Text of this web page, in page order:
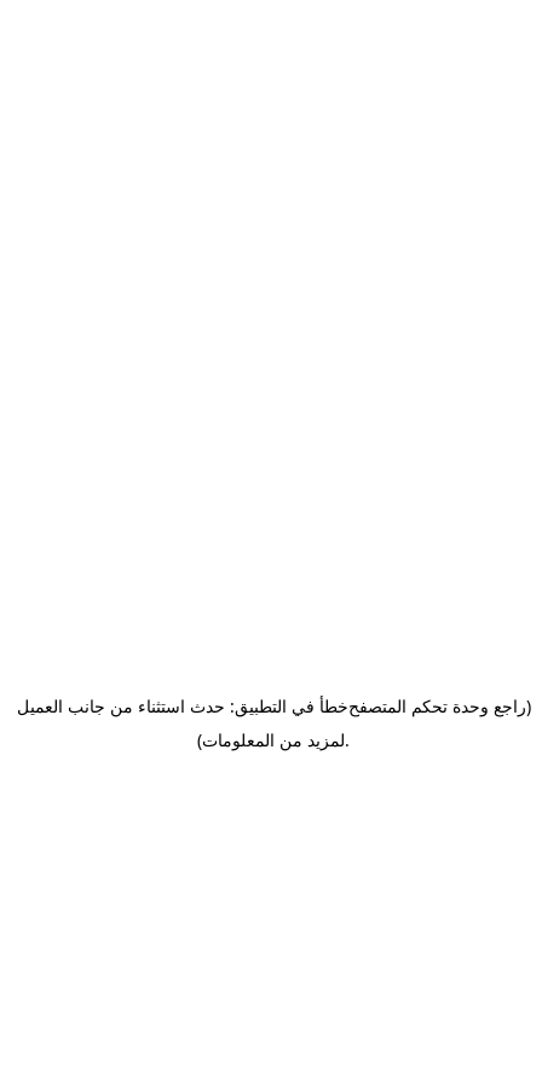
خطأ في التطبيق: حدث استثناء من جانب العميل(راجع وحدة تحكم المتصفح
لمزيد من المعلومات).